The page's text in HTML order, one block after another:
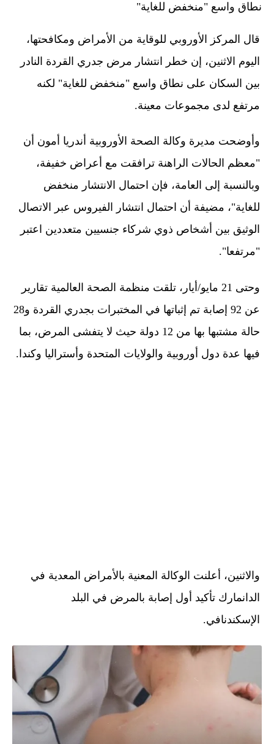
نطاق واسع "منخفض للغاية"
قال المركز الأوروبي للوقاية من الأمراض ومكافحتها،
اليوم الاثنين، إن خطر انتشار مرض جدري القردة النادر
بين السكان على نطاق واسع "منخفض للغاية" لكنه
مرتفع لدى مجموعات معينة.
وأوضحت مديرة وكالة الصحة الأوروبية أندريا أمون أن
"معظم الحالات الراهنة ترافقت مع أعراض خفيفة،
وبالنسبة إلى العامة، فإن احتمال الانتشار منخفض
للغاية"، مضيفة أن احتمال انتشار الفيروس عبر الاتصال
الوثيق بين أشخاص ذوي شركاء جنسيين متعددين اعتبر
"مرتفعا".
وحتى 21 مايو/أيار، تلقت منظمة الصحة العالمية تقارير
عن 92 إصابة تم إثباتها في المختبرات بجدري القردة و28
حالة مشتبها بها من 12 دولة حيث لا يتفشى المرض، بما
فيها عدة دول أوروبية والولايات المتحدة وأستراليا وكندا.
والاثنين، أعلنت الوكالة المعنية بالأمراض المعدية في
الدانمارك تأكيد أول إصابة بالمرض في البلد
الإسكندنافي.